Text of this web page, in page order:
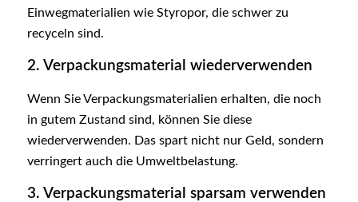
Einwegmaterialien wie Styropor, die schwer zu
recyceln sind.
2. Verpackungsmaterial wiederverwenden
Wenn Sie Verpackungsmaterialien erhalten, die noch
in gutem Zustand sind, können Sie diese
wiederverwenden. Das spart nicht nur Geld, sondern
verringert auch die Umweltbelastung.
3. Verpackungsmaterial sparsam verwenden